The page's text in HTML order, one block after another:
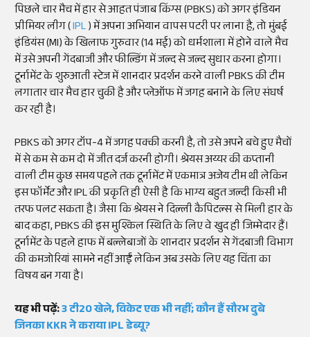
पिछले चार मैच में हार से आहत पंजाब किंग्स (PBKS) को अगर इंडियन
प्रीमियर लीग (IPL) में अपना अभियान वापस पटरी पर लाना है, तो मुंबई
इंडियंस (MI) के खिलाफ गुरुवार (14 मई) को धर्मशाला में होने वाले मैच
में उसे अपनी गेंदबाजी और फील्डिंग में जल्द से जल्द सुधार करना होगा।
टूर्नामेंट के शुरुआती स्टेज में शानदार प्रदर्शन करने वाली PBKS की टीम
लगातार चार मैच हार चुकी है और प्लेऑफ में जगह बनाने के लिए संघर्ष
कर रही है।
PBKS को अगर टॉप-4 में जगह पक्की करनी है, तो उसे अपने बचे हुए मैचों
में से कम से कम दो में जीत दर्ज करनी होगी। श्रेयस अय्यर की कप्तानी
वाली टीम कुछ समय पहले तक टूर्नामेंट में एकमात्र अजेय टीम थी लेकिन
इस फॉर्मेट और IPL की प्रकृति ही ऐसी है कि भाग्य बहुत जल्दी किसी भी
तरफ पलट सकता है। जैसा कि श्रेयस ने दिल्ली कैपिटल्स से मिली हार के
बाद कहा, PBKS की इस मुश्किल स्थिति के लिए वे खुद ही जिम्मेदार हैं।
टूर्नामेंट के पहले हाफ में बल्लेबाजों के शानदार प्रदर्शन से गेंदबाजी विभाग
की कमजोरियां सामने नहीं आईं लेकिन अब उसके लिए यह चिंता का
विषय बन गया है।
यह भी पढ़ें:3 टी20 खेले, विकेट एक भी नहीं; कौन हैं सौरभ दुबे
जिनका KKR ने कराया IPL डेब्यू?